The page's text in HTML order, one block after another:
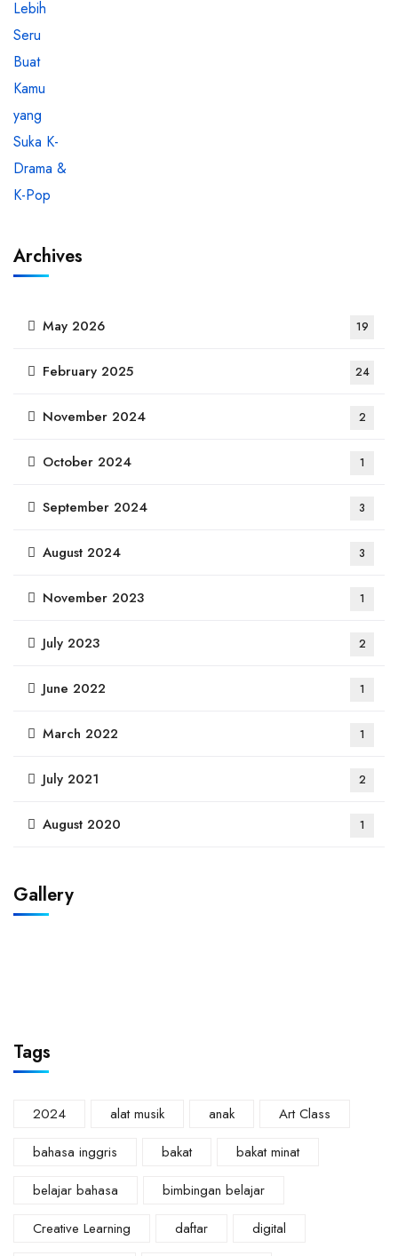
Archives
May 2026 19
February 2025 24
November 2024 2
October 2024 1
September 2024 3
August 2024 3
November 2023 1
July 2023 2
June 2022 1
March 2022 1
July 2021 2
August 2020 1
Gallery
Tags
2024 alat musik anak
Art Class
bahasa inggris
bakat
bakat minat
belajar bahasa
bimbingan belajar
Creative Learning
daftar
digital